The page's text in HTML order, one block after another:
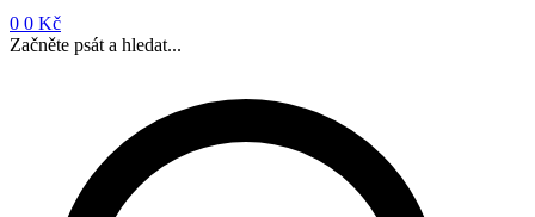
0 0 Kč
Začněte psát a hledat...